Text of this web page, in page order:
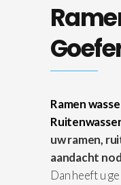
Ramen
uw ramen,
aandacht
Dan heeft u